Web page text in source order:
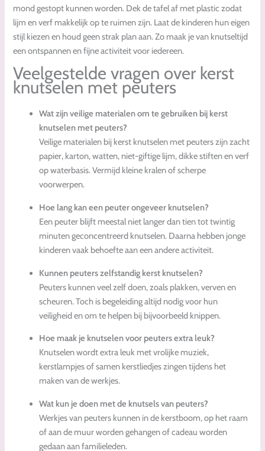
mond gestopt kunnen worden. Dek de tafel af met plastic zodat
lijm en verf makkelijk op te ruimen zijn. Laat de kinderen hun eigen
stijl kiezen en houd geen strak plan aan. Zo maak je van knutseltijd
een ontspannen en fijne activiteit voor iedereen.
Veelgestelde vragen over kerst
knutselen met peuters
Wat zijn veilige materialen om te gebruiken bij kerst
knutselen met peuters?
Veilige materialen bij kerst knutselen met peuters zijn zacht
papier, karton, watten, niet-giftige lijm, dikke stiften en verf
op waterbasis. Vermijd kleine kralen of scherpe
voorwerpen.
Hoe lang kan een peuter ongeveer knutselen?
Een peuter blijft meestal niet langer dan tien tot twintig
minuten geconcentreerd knutselen. Daarna hebben jonge
kinderen vaak behoefte aan een andere activiteit.
Kunnen peuters zelfstandig kerst knutselen?
Peuters kunnen veel zelf doen, zoals plakken, verven en
scheuren. Toch is begeleiding altijd nodig voor hun
veiligheid en om te helpen bij bijvoorbeeld knippen.
Hoe maak je knutselen voor peuters extra leuk?
Knutselen wordt extra leuk met vrolijke muziek,
kerstlampjes of samen kerstliedjes zingen tijdens het
maken van de werkjes.
Wat kun je doen met de knutsels van peuters?
Werkjes van peuters kunnen in de kerstboom, op het raam
of aan de muur worden gehangen of cadeau worden
gedaan aan familieleden.